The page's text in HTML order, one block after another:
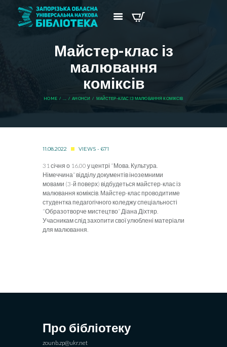
Майстер-клас із
малювання
коміксів
HOME ... АНОНСИ МАЙСТЕР-КЛАС ІЗ МАЛЮВАННЯ КОМІКСІВ
11.08.2022 VIEWS - 671
31 січня о 16.00 у центрі “Мова. Культура.
Німеччина” відділу документів іноземними
мовами (3-й поверх) відбудеться майстер-клас із
малювання коміксів. Майстер-клас проводитиме
студентка педагогічного коледжу спеціальності
“Образотворче мистецтво” Діана Діхтяр.
Учасникам слід захопити свої улюблені матеріали
для малювання.
Про бібліотеку
zounb.zp@ukr.net